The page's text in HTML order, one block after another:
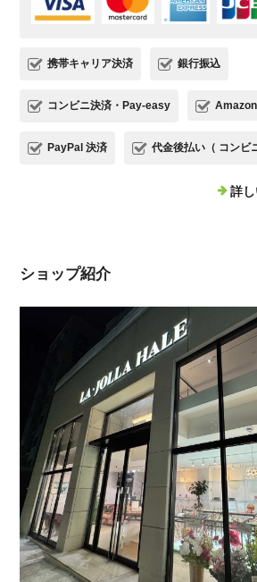
携帯キャリア決済 銀行振込
コンビニ決済・Pay-easy
PayPal 決済 代金後払い（ コンビ
詳
ショップ紹介